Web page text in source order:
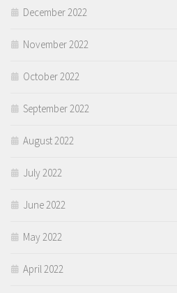
December 2022
November 2022
October 2022
September 2022
August 2022
July 2022
June 2022
May 2022
April 2022